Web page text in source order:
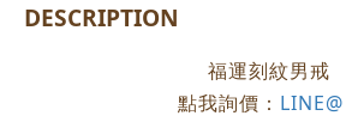
DESCRIPTION
福運刻紋男戒
點我詢價： LINE@